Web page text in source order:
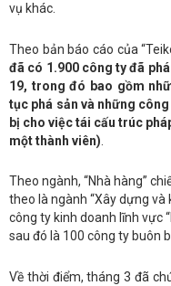
vụ khác.
Theo bản báo cáo của
đã có 1.900 công ty đã
19, trong đó bao gồm
tục phá sản và những
bị cho việc tái cấu trúc
một thành viên)
Theo ngành, “Nhà hàng”
theo là ngành “Xây dựng và
công ty kinh doanh lĩnh vực
sau đó là 100 công ty buôn
Về thời điểm, tháng 3 đã